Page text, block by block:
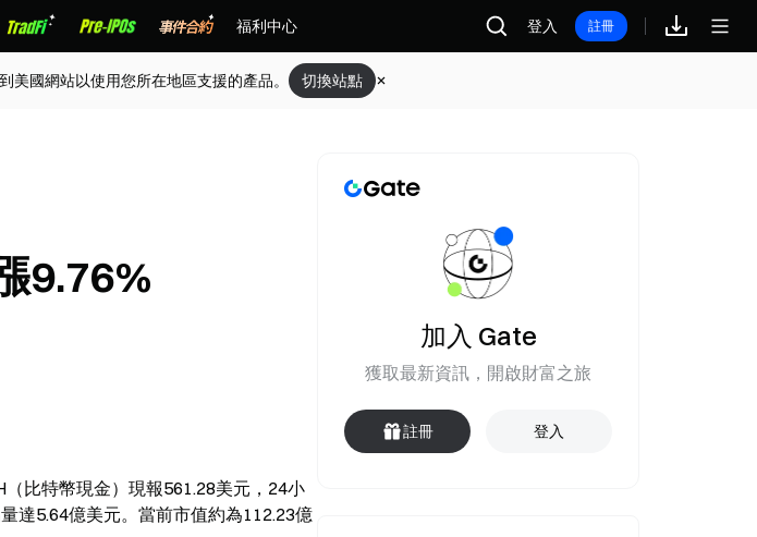
福利中心 登入 註冊
國網站以使用您所在地區支援的產品。 切換站點
9.76%
比特幣現金）現報561.28美元，24小
達5.64億美元。當前市值約為112.23億
加入 Gate
獲取最新資訊，開啟財富之旅
註冊 登入